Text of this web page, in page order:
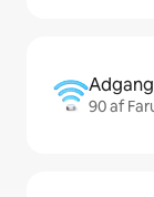
90 af